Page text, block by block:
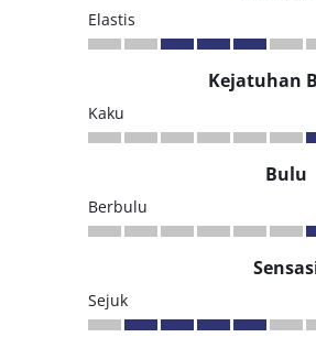
Elastis
Kejatuhan
Kaku
Bulu
Berbulu
Sejuk